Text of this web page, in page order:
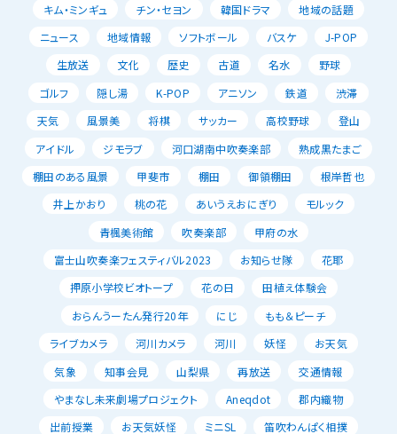
キム・ミンギュ
チン・セヨン 韓国ドラマ
地域の話題
ニュース
地域情報 ソフトボール バスケ
J-POP
生放送
文化 歴史 古道 名水
野球
ゴルフ
隠し湯 K-POP アニソン 鉄道
渋滞
天気
風景美 将棋 サッカー 高校野球
登山
アイドル
ジモラブ 河口湖南中吹奏楽部
熟成黒たまご
棚田のある風景
甲斐市 棚田 御領棚田
根岸哲也
井上かおり
桃の花 あいうえおにぎり
モルック
青楓美術館
吹奏楽部
甲府の水
富士山吹奏楽フェスティバル2023
お知らせ隊
花耶
押原小学校ビオトープ
花の日
田植え体験会
おらんうーたん発行20年
にじ
もも＆ピーチ
ライブカメラ
河川カメラ 河川 妖怪
お天気
気象
知事会見 山梨県 再放送
交通情報
やまなし未来劇場プロジェクト
Aneqdot
郡内織物
出前授業
お天気妖怪 ミニSL
笛吹わんぱく相撲